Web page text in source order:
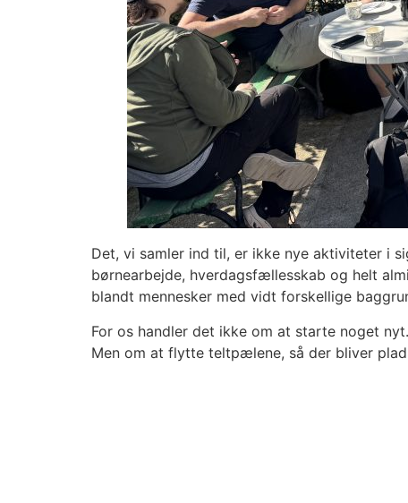
Det, vi samler ind til, er ikke nye aktiviteter i
børnearbejde, hverdagsfællesskab og helt
blandt mennesker med vidt forskellige
For os handler det ikke om at starte noget nyt.
Men om at flytte teltpælene, så der bliver